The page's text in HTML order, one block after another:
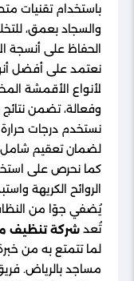
باستخدام تقنيات
والسجاد بعمق،
الحفاظ على أنسجة
نعتمد على أفضل
لأنواع الأقمشة
وفعالة، تضمن
نستخدم درجات
لضمان تعقيم شامل
كما نحرص على
الروائح الكريهة
يُضفي جوًا من
تُعد شركة تنظيف
لما تتمتع به من
مساجد بالرياض.